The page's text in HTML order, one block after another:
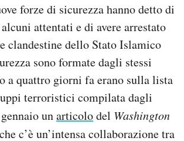
forze di sicurezza hanno detto di
attentati e di avere arrestato
clandestine dello Stato Islamico
sono formate dagli stessi
a quattro giorni fa erano sulla lista
terroristici compilata dagli
unarticolodel Washington
c’è un’intensa collaborazione tra